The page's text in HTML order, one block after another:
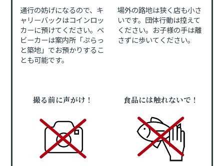
通行の妨げになるので、キ
ャリーバックはコインロッ
カーに預けてください。ベ
ビーカーは案内所「ぷらっ
と築地」でお預かりするこ
とも可能です。
場外の路地は狭く店も小さ
いです。団体行動は控えて
ください。お子様の手は離
さずに歩いてください。
撮る前に声がけ！ 食品には触れないで！